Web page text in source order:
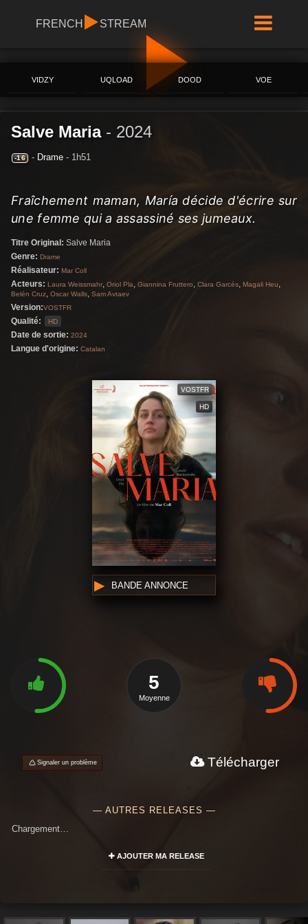
FRENCH STREAM
VIDZY UQLOAD DOOD VOE
Salve Maria - 2024
-16 - Drame - 1h51
Fraîchement maman, María décide d'écrire sur
une femme qui a assassiné ses jumeaux.
Titre Original: Salve Maria
Genre: Drame
Réalisateur: Mar Coll
Acteurs: Laura Weissmahr, Oriol Pla, Giannina Fruttero, Clara Garcés, Magali Heu,
Belén Cruz, Oscar Walls, Sam Avtaev
Version:VOSTFR
Qualité: HD
Date de sortie: 2024
Langue d'origine: Catalan
VOSTFR
HD
BANDE ANNONCE
5
Moyenne
Signaler un problème Télécharger
— AUTRES RELEASES —
Chargement…
AJOUTER MA RELEASE